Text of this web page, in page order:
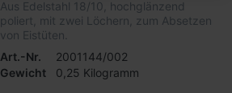
Aus Edelstahl 18/10, hochglänzend
poliert, mit zwei Löchern, zum Absetzen
von Eistüten.
Art.-Nr.
2001144/002
Gewicht
0,25 Kilogramm